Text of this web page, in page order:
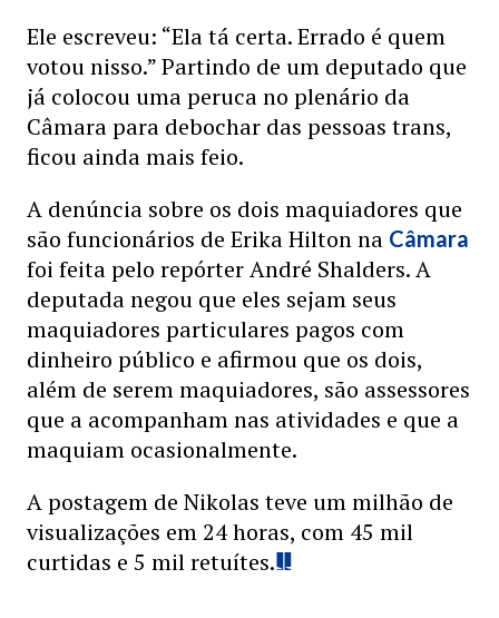
Ele escreveu: “Ela tá certa. Errado é quem
votou nisso.” Partindo de um deputado que
já colocou uma peruca no plenário da
Câmara para debochar das pessoas trans,
ficou ainda mais feio.
A denúncia sobre os dois maquiadores que
são funcionários de Erika Hilton na Câmara
foi feita pelo repórter André Shalders. A
deputada negou que eles sejam seus
maquiadores particulares pagos com
dinheiro público e afirmou que os dois,
além de serem maquiadores, são assessores
que a acompanham nas atividades e que a
maquiam ocasionalmente.
A postagem de Nikolas teve um milhão de
visualizações em 24 horas, com 45 mil
curtidas e 5 mil retuítes.